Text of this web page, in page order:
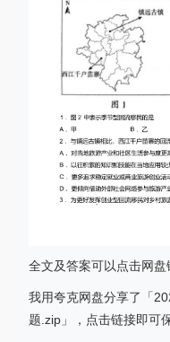
全文及答案可以点击网盘
我用夸克网盘分享了「
题.zip」，点击链接即可